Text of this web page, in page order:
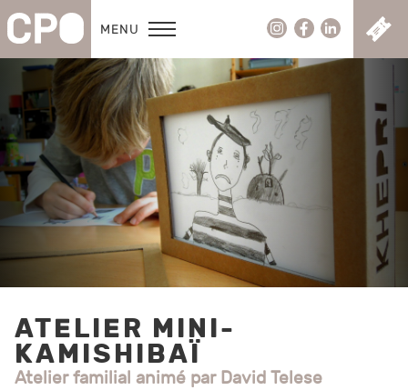
MENU C
ATELIER MINI-
KAMISHIBAÏ
Atelier familial animé par David Telese